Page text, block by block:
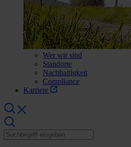
Wer wir sind
Standorte
Nachhaltigkeit
Compliance
Karriere